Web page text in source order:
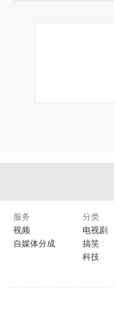
服务
视频
自媒体分成
分类
电视剧
搞笑
科技